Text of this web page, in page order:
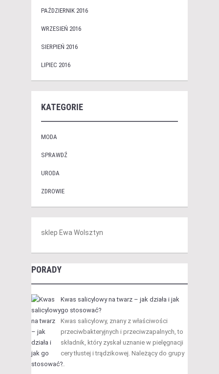
PAŹDZIERNIK 2016
WRZESIEŃ 2016
SIERPIEŃ 2016
LIPIEC 2016
KATEGORIE
MODA
SPRAWDŹ
URODA
ZDROWIE
sklep Ewa Wolsztyn
PORADY
Kwas salicylowy na twarz – jak działa i jak
go stosować?
Kwas salicylowy, znany z właściwości
przeciwbakteryjnych i przeciwzapalnych, to
składnik, który zyskał uznanie w pielęgnacji
cery tłustej i trądzikowej. Należący do grupy
…